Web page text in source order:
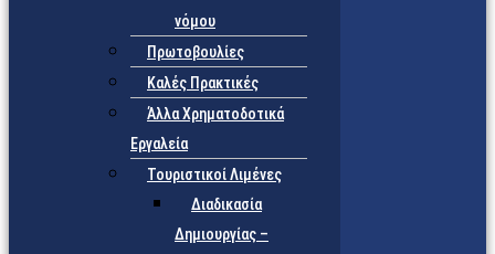
νόμου
Πρωτοβουλίες
Καλές Πρακτικές
Άλλα Χρηματοδοτικά
Εργαλεία
Τουριστικοί Λιμένες
Διαδικασία
Δημιουργίας –